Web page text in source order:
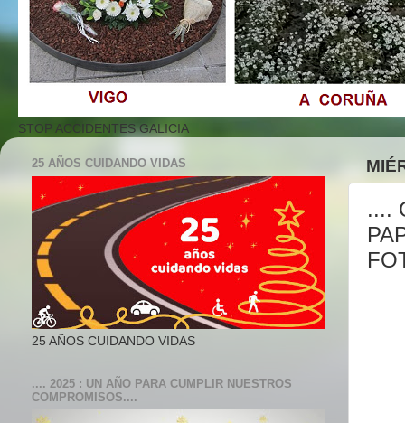
STOP ACCIDENTES GALICIA
....
25 AÑOS CUIDANDO VIDAS
25 AÑOS CUIDANDO VIDAS
.... 2025 : UN AÑO PARA CUMPLIR NUESTROS
COMPROMISOS....